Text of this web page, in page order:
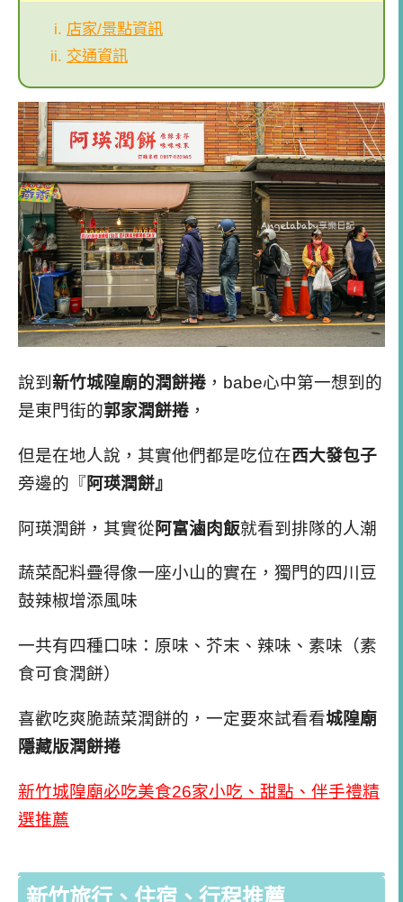
店家/景點資訊
交通資訊
說到 新竹城隍廟的潤餅捲 ，babe心中第一想到的
是東門街的郭家潤餅捲 ，
但是在地人說，其實他們都是吃位在西大發包子
旁邊的『阿瑛潤餅』
阿瑛潤餅，其實從阿富滷肉飯就看到排隊的人潮
蔬菜配料疊得像一座小山的實在，獨門的四川豆
鼓辣椒增添風味
一共有四種口味：原味、芥末、辣味、素味（素
食可食潤餅）
喜歡吃爽脆蔬菜潤餅的，一定要來試看看城隍廟
隱藏版潤餅捲
新竹城隍廟必吃美食26家小吃、甜點、伴手禮精
選推薦
新竹旅行、住宿、行程推薦